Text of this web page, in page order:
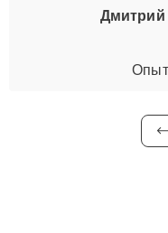
Дмитрий